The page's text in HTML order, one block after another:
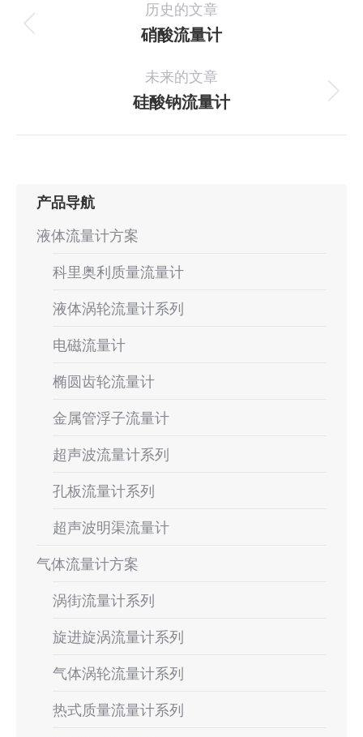
目
历史的文章
上
个
项
硝酸流量计
未来的文章
下
硅酸钠流量计
产品导航
液体流量计方案
科里奥利质量流量计
液体涡轮流量计系列
电磁流量计
椭圆齿轮流量计
金属管浮子流量计
超声波流量计系列
孔板流量计系列
超声波明渠流量计
气体流量计方案
涡街流量计系列
旋进旋涡流量计系列
气体涡轮流量计系列
热式质量流量计系列